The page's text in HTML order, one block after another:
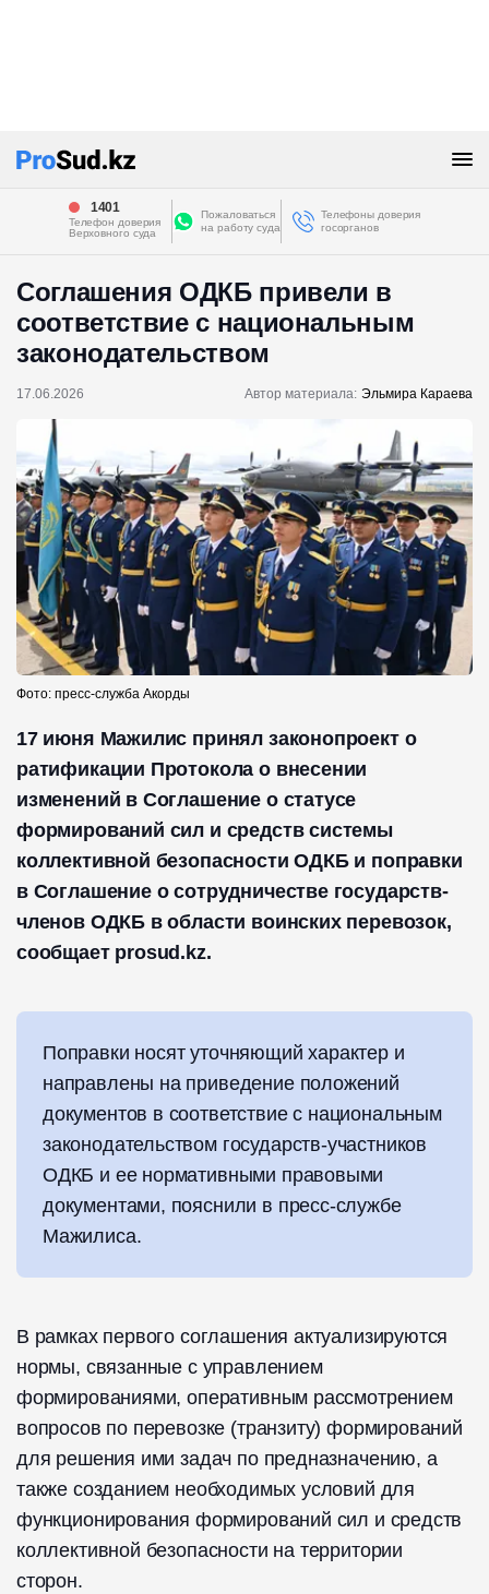
1401
Телефон доверия
Верховного суда
Пожаловаться
на работу суда
Телефоны доверия
госорганов
Соглашения ОДКБ привели в
соответствие с национальным
законодательством
17.06.2026 Автор материала: Эльмира Караева
Фото: пресс-служба Акорды
17 июня Мажилис принял законопроект о
ратификации Протокола о внесении
изменений в Соглашение о статусе
формирований сил и средств системы
коллективной безопасности ОДКБ и поправки
в Соглашение о сотрудничестве государств-
членов ОДКБ в области воинских перевозок,
сообщает prosud.kz.
Поправки носят уточняющий характер и
направлены на приведение положений
документов в соответствие с национальным
законодательством государств-участников
ОДКБ и ее нормативными правовыми
документами, пояснили в пресс-службе
Мажилиса.
В рамках первого соглашения актуализируются
нормы, связанные с управлением
формированиями, оперативным рассмотрением
вопросов по перевозке (транзиту) формирований
для решения ими задач по предназначению, а
также созданием необходимых условий для
функционирования формирований сил и средств
коллективной безопасности на территории
сторон.